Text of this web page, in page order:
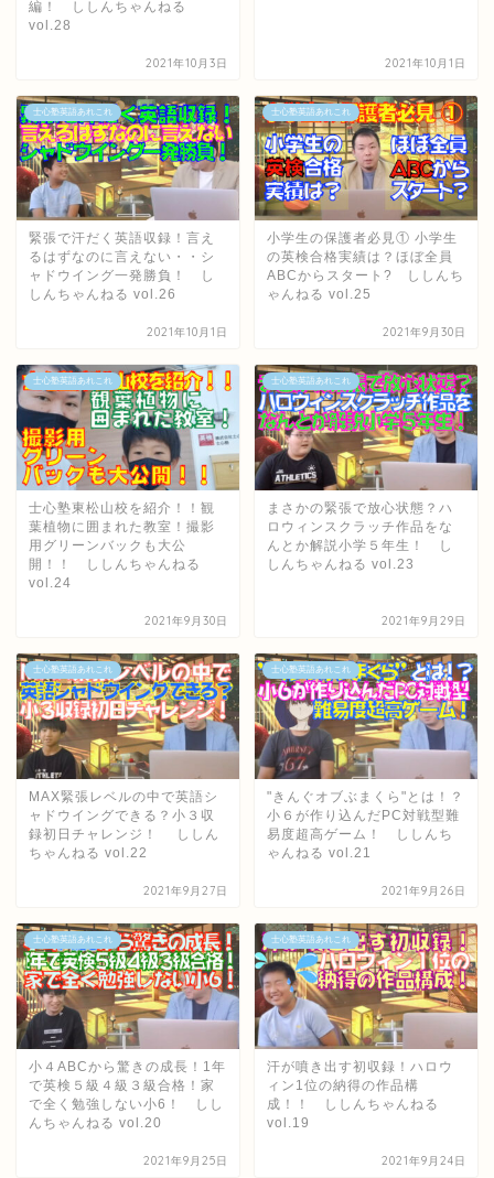
編！ ししんちゃんねる
vol.28
2021年10月3日 2021年10月1日
士心塾英語あれこれ
緊張で汗だく英語収録！言え
るはずなのに言えない・・シ
ャドウイング一発勝負！ し
しんちゃんねる vol.26
2021年10月1日
士心塾英語あれこれ
小学生の保護者必見① 小学生
の英検合格実績は？ほぼ全員
ABCからスタート? ししんち
ゃんねる vol.25
2021年9月30日
士心塾英語あれこれ
士心塾東松山校を紹介！！観
葉植物に囲まれた教室！撮影
用グリーンバックも大公
開！！ ししんちゃんねる
vol.24
2021年9月30日
士心塾英語あれこれ
まさかの緊張で放心状態？ハ
ロウィンスクラッチ作品をな
んとか解説小学５年生！ し
しんちゃんねる vol.23
2021年9月29日
士心塾英語あれこれ
MAX緊張レベルの中で英語シ
ャドウイングできる？小３収
録初日チャレンジ！ ししん
ちゃんねる vol.22
2021年9月27日
士心塾英語あれこれ
"きんぐオブぶまくら"とは！？
小６が作り込んだPC対戦型難
易度超高ゲーム！ ししんち
ゃんねる vol.21
2021年9月26日
士心塾英語あれこれ
小４ABCから驚きの成長！1年
で英検５級４級３級合格！家
で全く勉強しない小6！ しし
んちゃんねる vol.20
2021年9月25日
士心塾英語あれこれ
汗が噴き出す初収録！ハロウ
ィン1位の納得の作品構
成！！ ししんちゃんねる
vol.19
2021年9月24日